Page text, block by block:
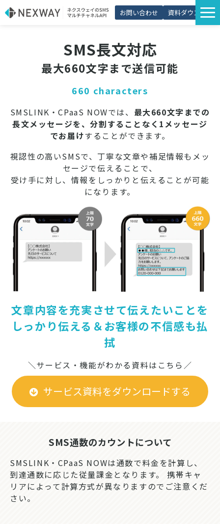
お問い合わせ 資料ダウンロード
選ばれる理由
プラン・価格
導入事例
活用シーン
コラム
パートナー制度
SMS長文対応
最大660文字まで送信可能
660 characters
SMSLINK・CPaaS NOWでは、 最大660文字までの
長文メッセージを、分割することなく1メッセージ
でお届けすることができます。
視認性の高いSMSで、丁寧な文章や補足情報もメッ
セージで伝えることで、
受け手に対し、情報をしっかりと伝えることが可能
になります。
文章内容を充実させて伝えたいことを
しっかり伝える＆お客様の不信感も払
拭
＼サービス・機能がわかる資料はこちら／
サービス資料をダウンロードする
SMS通数のカウントについて
SMSLINK・CPaaS NOWは通数で料金を計算し、
到達通数に応じた従量課金となります。 携帯キャ
リアによって計算方式が異なりますのでご注意くだ
さい。